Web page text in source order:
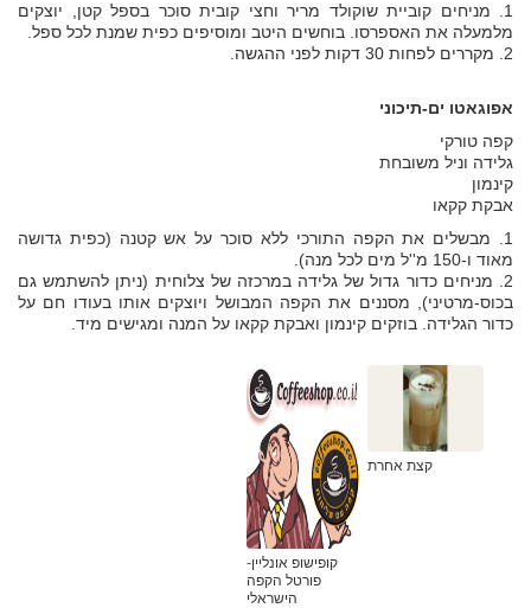
1. מניחים קוביית שוקולד מריר וחצי קובית סוכר בספל קטן, יוצקים
מלמעלה את האספרסו. בוחשים היטב ומוסיפים כפית שמנת לכל ספל.
2. מקררים לפחות 30 דקות לפני ההגשה.
אפוגאטו ים-תיכוני
קפה טורקי
גלידה וניל משובחת
קינמון
אבקת קקאו
1. מבשלים את הקפה התורכי ללא סוכר על אש קטנה (כפית גדושה
מאוד ו-150 מ''ל מים לכל מנה).
2. מניחים כדור גדול של גלידה במרכזה של צלוחית (ניתן להשתמש גם
בכוס-מרטיני), מסננים את הקפה המבושל ויוצקים אותו בעודו חם על
כדור הגלידה. בוזקים קינמון ואבקת קקאו על המנה ומגישים מיד.
קצת אחרת
קופישופ אונליין-
פורטל הקפה
הישראלי